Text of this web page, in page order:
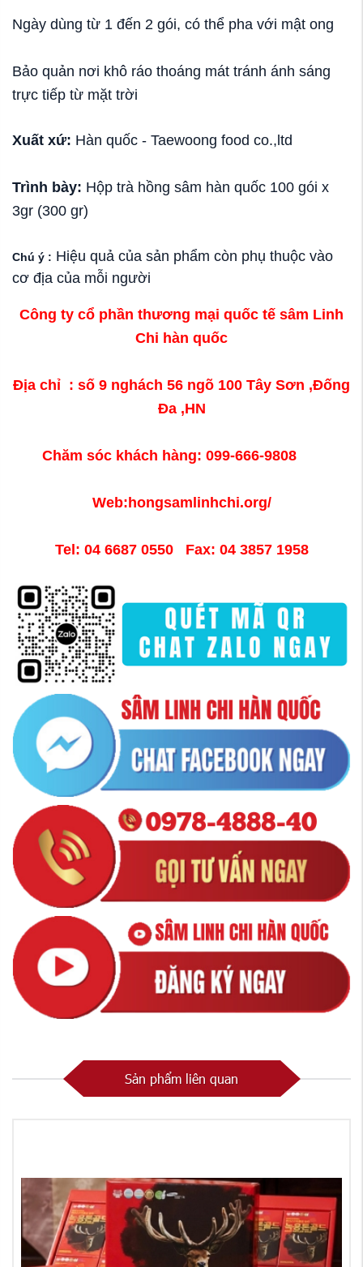
Ngày dùng từ 1 đến 2 gói, có thể pha với mật ong
Bảo quản nơi khô ráo thoáng mát tránh ánh sáng
trực tiếp từ mặt trời
Xuất xứ: Hàn quốc - Taewoong food co.,ltd
Trình bày: Hộp trà hồng sâm hàn quốc 100 gói x
3gr (300 gr)
Chú ý : Hiệu quả của sản phẩm còn phụ thuộc vào
cơ địa của mỗi người
Công ty cổ phần thương mại quốc tế sâm Linh
Chi hàn quốc
Địa chỉ : số 9 nghách 56 ngõ 100 Tây Sơn ,Đống
Đa ,HN
Chăm sóc khách hàng: 099-666-9808
Web:hongsamlinhchi.org/
Tel: 04 6687 0550 Fax: 04 3857 1958
Sản phẩm liên quan